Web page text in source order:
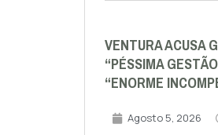
VENTURA ACUSA
“PÉSSIMA
“ENORME
Agosto 5, 2026